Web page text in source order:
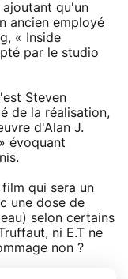
qu'un
ancien employé
« Inside
par le studio
Steven
de la réalisation,
d'Alan J.
évoquant
qui sera un
une dose de
selon certains
ni E.T ne
non ?